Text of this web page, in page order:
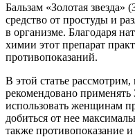
Бальзам «Золотая звезда»
средство от простуды и
в организме. Благодаря
химии этот препарат
противопоказаний.
В этой статье
рекомендовано применять
использовать женщинам
добиться от нее
также противопоказание